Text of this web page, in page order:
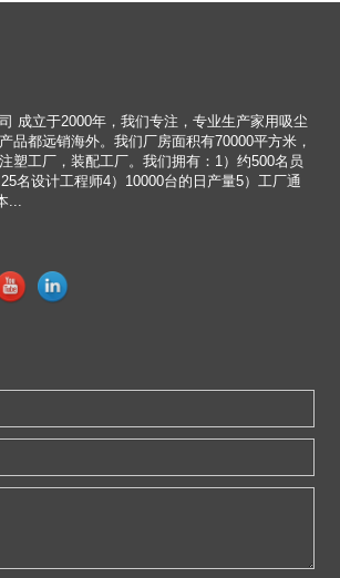
成立于2000年，我们专注，专业生产家用吸尘
品都远销海外。我们厂房面积有70000平方米，
塑工厂，装配工厂。我们拥有：1）约500名员
名设计工程师4）10000台的日产量5）工厂通
...